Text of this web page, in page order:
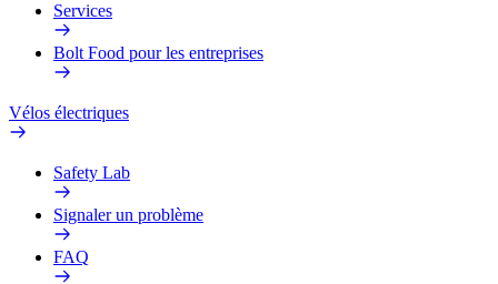
Services
Bolt Food pour les entreprises
Vélos électriques
Safety Lab
Signaler un problème
FAQ